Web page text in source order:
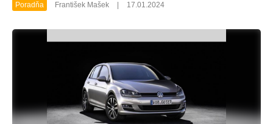
Poradňa František Mašek 17.01.2024